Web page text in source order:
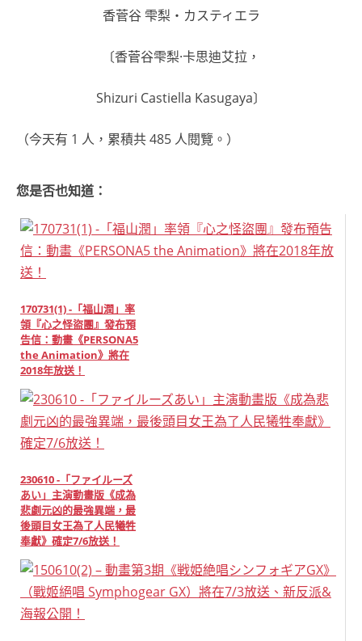
香菅谷 雫梨・カスティエラ
〔香菅谷雫梨·卡思迪艾拉，
Shizuri Castiella Kasugaya〕
（今天有 1 人，累積共 485 人閱覽。）
您是否也知道：
170731(1) -「福山潤」率
領『心之怪盜團』發布預
告信：動畫《PERSONA5
the Animation》將在
2018年放送！
230610 -「ファイルーズ
あい」主演動畫版《成為
悲劇元凶的最強異端，最
後頭目女王為了人民犧牲
奉獻》確定7/6放送！